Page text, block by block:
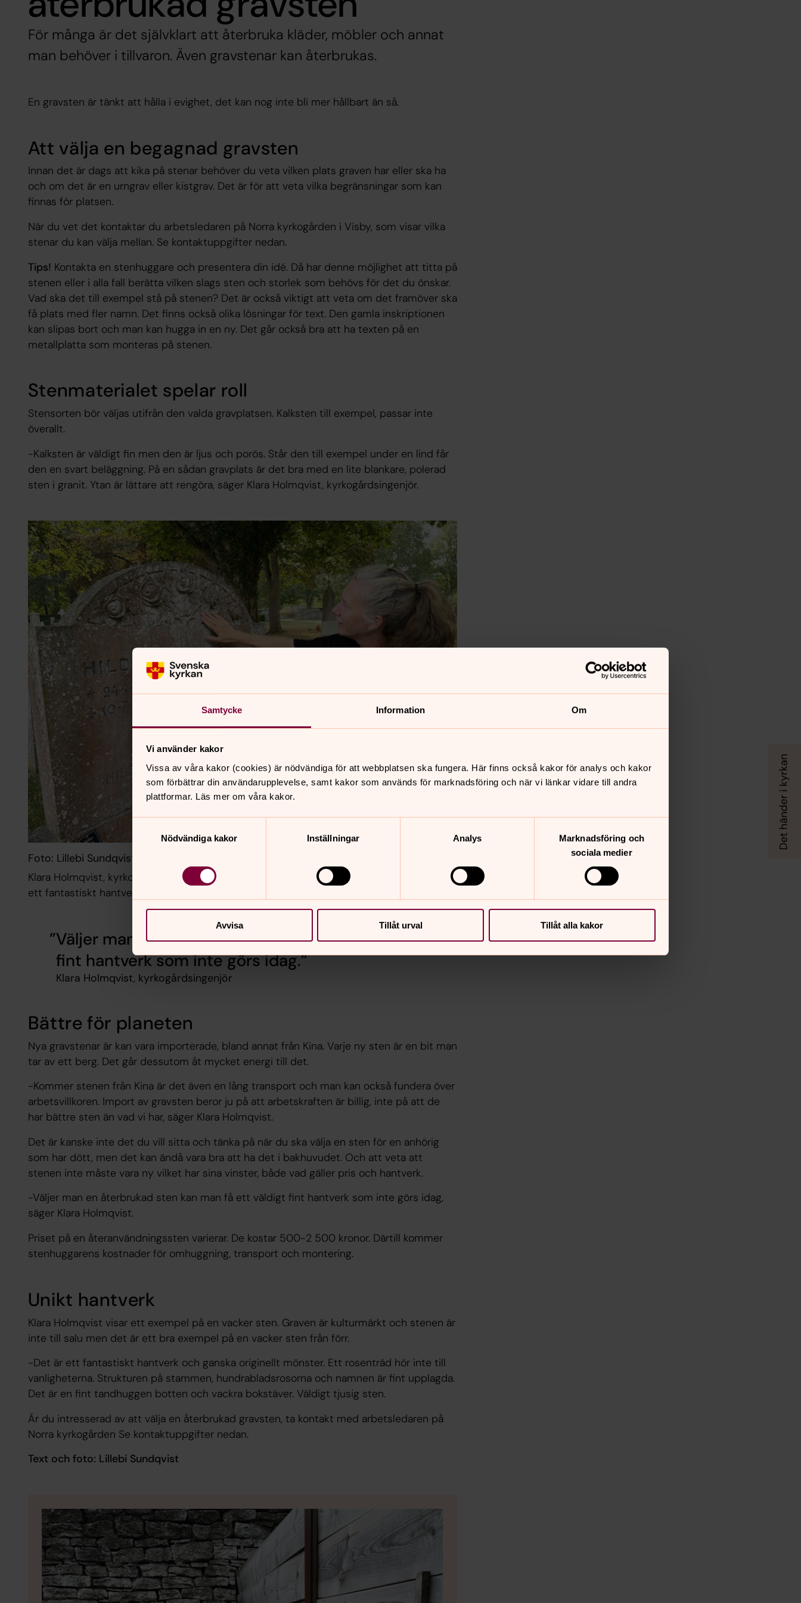
Samtycke Information Om
Vi använder kakor
Vissa av våra kakor (cookies) är nödvändiga för att webbplatsen ska fungera. Här finns också kakor för analys och kakor
som förbättrar din användarupplevelse, samt kakor som används för marknadsföring och när vi länkar vidare till andra
plattformar. Läs mer om våra kakor.
Nödvändiga kakor
Inställningar Analys
Marknadsföring och
sociala medier
Avvisa Tillåt urval Tillåt alla kakor
För många är det självklart att återbruka kläder, möbler och annat
man behöver i tillvaron. Även gravstenar kan återbrukas.
En gravsten är tänkt att hålla i evighet, det kan nog inte bli mer hållbart än så.
Att välja en begagnad gravsten
Innan det är dags att kika på stenar behöver du veta vilken plats graven har eller ska ha
och om det är en urngrav eller kistgrav. Det är för att veta vilka begränsningar som kan
finnas för platsen.
När du vet det kontaktar du arbetsledaren på Norra kyrkogården i Visby, som visar vilka
stenar du kan välja mellan. Se kontaktuppgifter nedan.
Tips! Kontakta en stenhuggare och presentera din idé. Då har denne möjlighet att titta på
stenen eller i alla fall berätta vilken slags sten och storlek som behövs för det du önskar.
Vad ska det till exempel stå på stenen? Det är också viktigt att veta om det framöver ska
få plats med fler namn. Det finns också olika lösningar för text. Den gamla inskriptionen
kan slipas bort och man kan hugga in en ny. Det går också bra att ha texten på en
metallplatta som monteras på stenen.
Stenmaterialet spelar roll
Stensorten bör väljas utifrån den valda gravplatsen. Kalksten till exempel, passar inte
överallt.
-Kalksten är väldigt fin men den är ljus och porös. Står den till exempel under en lind får
den en svart beläggning. På en sådan gravplats är det bra med en lite blankare, polerad
sten i granit. Ytan är lättare att rengöra, säger Klara Holmqvist, kyrkogårdsingenjör.
Foto: Lillebi Sundqvist
Klara Holmqvist, kyrkogårdsingenjör, visar sin favoritgravsten på Norra kyrkogården. Det är
ett fantastiskt hantverk.
Väljer man en återbrukad sten kan man få ett väldigt
fint hantverk som inte görs idag.
Klara Holmqvist, kyrkogårdsingenjör
Bättre för planeten
Nya gravstenar är kan vara importerade, bland annat från Kina. Varje ny sten är en bit man
tar av ett berg. Det går dessutom åt mycket energi till det.
-Kommer stenen från Kina är det även en lång transport och man kan också fundera över
arbetsvillkoren. Import av gravsten beror ju på att arbetskraften är billig, inte på att de
har bättre sten än vad vi har, säger Klara Holmqvist.
Det är kanske inte det du vill sitta och tänka på när du ska välja en sten för en anhörig
som har dött, men det kan ändå vara bra att ha det i bakhuvudet. Och att veta att
stenen inte måste vara ny vilket har sina vinster, både vad gäller pris och hantverk.
-Väljer man en återbrukad sten kan man få ett väldigt fint hantverk som inte görs idag,
säger Klara Holmqvist.
Priset på en återanvändningssten varierar. De kostar 500-2 500 kronor. Därtill kommer
stenhuggarens kostnader för omhuggning, transport och montering.
Unikt hantverk
Klara Holmqvist visar ett exempel på en vacker sten. Graven är kulturmärkt och stenen är
inte till salu men det är ett bra exempel på en vacker sten från förr.
-Det är ett fantastiskt hantverk och ganska originellt mönster. Ett rosenträd hör inte till
vanligheterna. Strukturen på stammen, hundrabladsrosorna och namnen är fint upplagda.
Det är en fint tandhuggen botten och vackra bokstäver. Väldigt tjusig sten.
Är du intresserad av att välja en återbrukad gravsten, ta kontakt med arbetsledaren på
Norra kyrkogården Se kontaktuppgifter nedan.
Text och foto: Lillebi Sundqvist